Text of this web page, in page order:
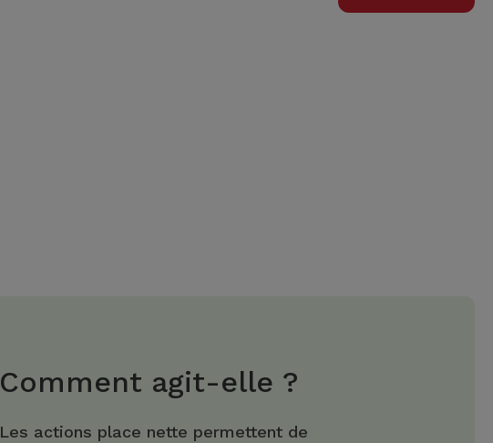
Comment agit-elle ?
Les actions place nette permettent de